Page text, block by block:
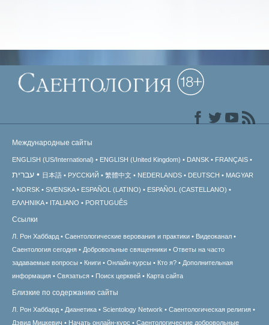
Международные сайты
ENGLISH (US/International) ENGLISH (United Kingdom) DANSK FRANÇAIS
עברית 日本語 РУССКИЙ 繁體中文 NEDERLANDS DEUTSCH
MAGYAR
NORSK
SVENSKA ESPAÑOL (LATINO)
ESPAÑOL (CASTELLANO)
ΕΛΛΗΝΙΚA
ITALIANO PORTUGUÊS
Ссылки
Л. Рон Хаббард Саентологические верования и практики
Видеоканал
Саентология сегодня
Добровольные священники
Ответы на часто
задаваемые вопросы
Книги Онлайн-курсы Кто я?
Дополнительная
информация
Связаться Поиск церквей Карта сайта
Близкие по содержанию сайты
Л. Рон Хаббард Дианетика Scientology Network
Саентологическая религия
Дэвид Мицкевич
Начать онлайн-курс Саентологические добровольные